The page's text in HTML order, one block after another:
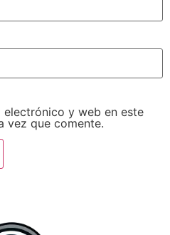
electrónico y web en este
vez que comente.